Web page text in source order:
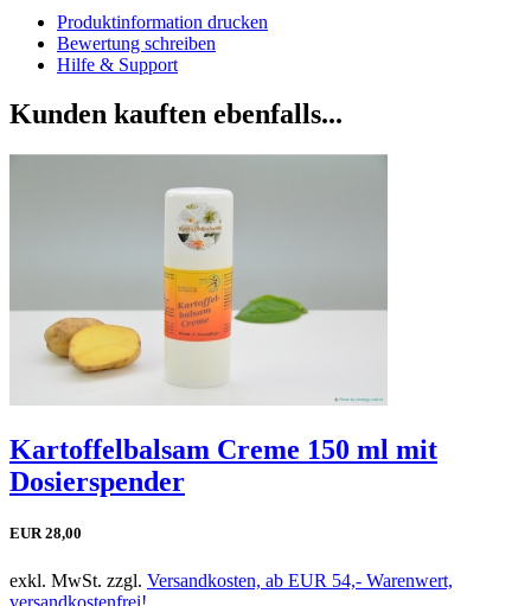
Produktinformation drucken
Bewertung schreiben
Hilfe & Support
Kunden kauften ebenfalls...
Kartoffelbalsam Creme 150 ml mit
Dosierspender
EUR 28,00
exkl. MwSt. zzgl. Versandkosten, ab EUR 54,- Warenwert,
versandkostenfrei!